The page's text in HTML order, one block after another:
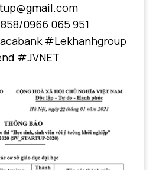
0966 065 951
#Lekhanhgroup
#JVNET